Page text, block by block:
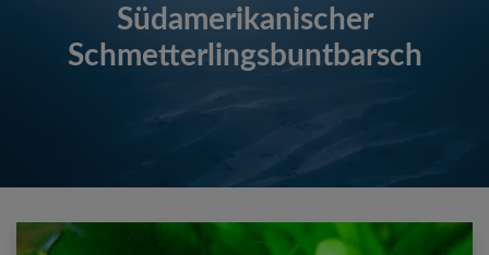
Südamerikanischer
Schmetterlingsbuntbarsch